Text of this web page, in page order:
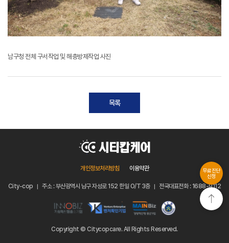
남구청 전체 구서작업 및 해충방제작업 사진
목록
개인정보처리방침 이용약관
City-cop 주소 : 부산광역시 남구 자성로 152 한일 O/T 3층 전국대표전화 : 1688-9112
Copyright © Citycopcare. All Rights Reserved.
무료진단
신청